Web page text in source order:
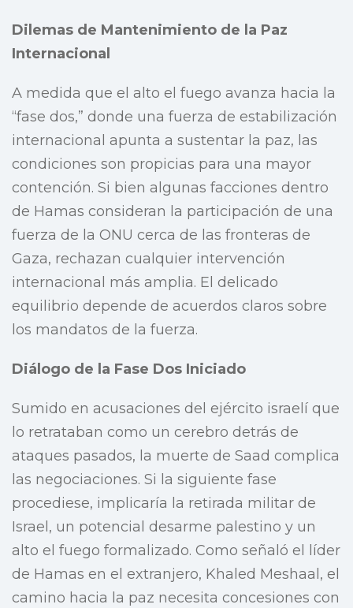
Dilemas de Mantenimiento de la Paz
Internacional
A medida que el alto el fuego avanza hacia la
“fase dos,” donde una fuerza de estabilización
internacional apunta a sustentar la paz, las
condiciones son propicias para una mayor
contención. Si bien algunas facciones dentro
de Hamas consideran la participación de una
fuerza de la ONU cerca de las fronteras de
Gaza, rechazan cualquier intervención
internacional más amplia. El delicado
equilibrio depende de acuerdos claros sobre
los mandatos de la fuerza.
Diálogo de la Fase Dos Iniciado
Sumido en acusaciones del ejército israelí que
lo retrataban como un cerebro detrás de
ataques pasados, la muerte de Saad complica
las negociaciones. Si la siguiente fase
procediese, implicaría la retirada militar de
Israel, un potencial desarme palestino y un
alto el fuego formalizado. Como señaló el líder
de Hamas en el extranjero, Khaled Meshaal, el
camino hacia la paz necesita concesiones con